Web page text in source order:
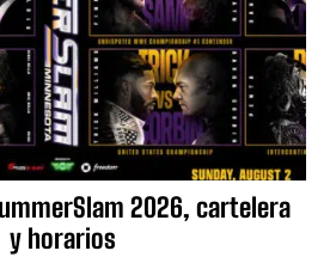
2026, cartelera
y horarios